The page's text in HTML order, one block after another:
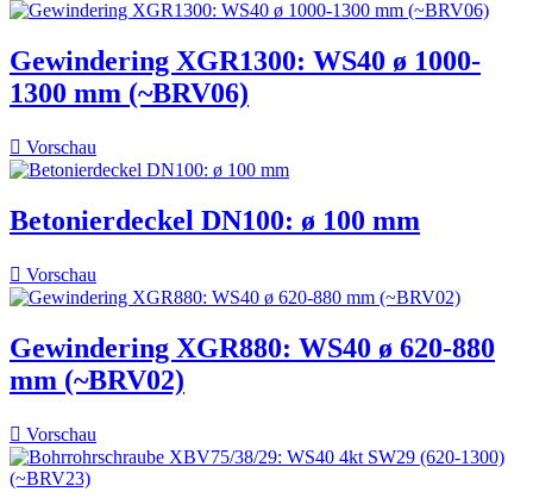
Gewindering XGR1300: WS40 ø 1000-
1300 mm (~BRV06)
 Vorschau
Betonierdeckel DN100: ø 100 mm
 Vorschau
Gewindering XGR880: WS40 ø 620-880
mm (~BRV02)
 Vorschau